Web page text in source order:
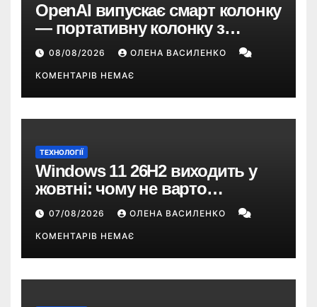
OpenAI випускає смарт колонку
— портативну колонку з
ChatGPT, камерою та цінником
понад $300
08/08/2026 ОЛЕНА ВАСИЛЕНКО
КОМЕНТАРІВ НЕМАЄ
ТЕХНОЛОГІЇ
Windows 11 26H2 виходить у
жовтні: чому не варто
пропускати це оновлення
07/08/2026 ОЛЕНА ВАСИЛЕНКО
КОМЕНТАРІВ НЕМАЄ